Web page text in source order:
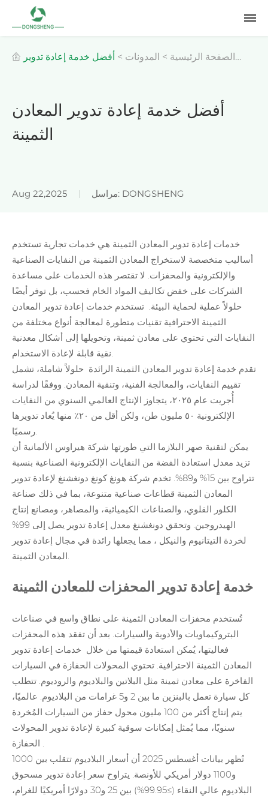
الصفحة الرئيسية > المدونات > أفضل خدمة إعادة تدوير
أفضل خدمة إعادة تدوير المعادن
الثمينة
Aug 22,2025 مراسل: DONGSHENG
خدمات إعادة تدوير
المعادن الثمينة هي خدمات تجارية تستخدم
أساليب متخصصة لاستخراج المعادن الثمينة من النفايات الصناعية
والإلكترونية والمحفزات. لا تقتصر هذه الخدمات على مساعدة
الشركات على خفض تكاليف المواد الخام فحسب، بل توفر أيضًا
حلولاً عملية لحماية البيئة. تستخدم خدمات إعادة تدوير
المعادن
الثمينة الاحترافية تقنيات متطورة لمعالجة أنواع مختلفة من
النفايات التي تحتوي على معادن ثمينة، وتحويلها إلى أشكال معدنية
نقية قابلة لإعادة الاستخدام.
تقدم خدمة إعادة تدوير
المعادن الثمينة الرائدة حلولاً شاملة، تشمل
تقييم النفايات، والمعالجة الفنية، وتنقية المعادن. ووفقًا لدراسة
أُجريت عام ٢٠٢٥، يتجاوز الإنتاج العالمي السنوي من النفايات
الإلكترونية ٥٠ مليون طن، ولكن أقل من ٢٠٪ منها يُعاد تدويرها
رسميًا.
يمكن لتقنية صهر البلازما التي طورتها شركة هيراوس الألمانية أن
تزيد معدل استعادة الفضة من النفايات الإلكترونية الصناعية بنسبة
تتراوح بين 15% و89%. تخدم شركة هونغ كونغ دونغشنغ
لإعادة تدوير
المعادن الثمينة قطاعات صناعية متنوعة، بما في ذلك صناعة
الكلور القلوي، والصناعات الكيميائية، والمصاهر، ومصانع إنتاج
الهيدروجين. وتحقق دونغشنغ معدل إعادة تدوير يصل إلى 99%
لخردة
التيتانيوم والنيكل ، مما يجعلها رائدة في مجال إعادة تدوير
المعادن الثمينة.
خدمة إعادة تدوير المحفزات للمعادن الثمينة
تُستخدم محفزات المعادن الثمينة على نطاق واسع في صناعات
البتروكيماويات والأدوية والسيارات. بعد أن تفقد هذه المحفزات
فعاليتها، يُمكن استعادة قيمتها من خلال خدمات إعادة تدوير
المعادن الثمينة الاحترافية. تحتوي المحولات الحفازة في السيارات
الفاخرة على معادن ثمينة مثل البلاتين والبلاديوم والروديوم. تتطلب
كل سيارة تعمل بالبنزين ما بين 2 و5 غرامات من البلاديوم. عالميًا،
يتم إنتاج أكثر من 100 مليون محول حفاز من السيارات المُخردة
سنويًا، مما يُمثل إمكانات سوقية كبيرة لإعادة تدوير المحولات
الحفازة
.
تُظهر بيانات أغسطس 2025 أن أسعار البلاديوم تتقلب بين 1000
و1100 دولار أمريكي للأونصة. يتراوح سعر إعادة تدوير مسحوق
البلاديوم عالي النقاء (≥99.95%) بين 25 و30 دولارًا أمريكيًا للغرام،